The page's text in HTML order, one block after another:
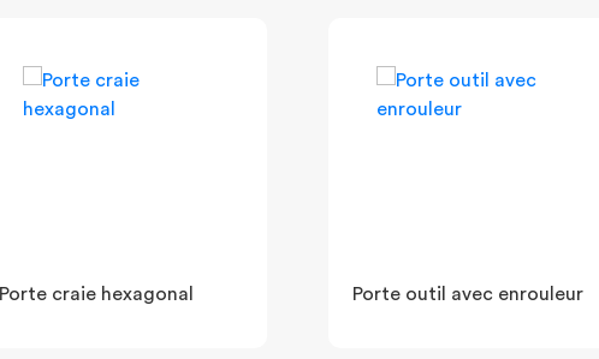
Porte craie hexagonal Porte outil avec enrouleur